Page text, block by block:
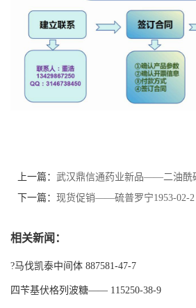
上一篇： 武汉鼎信通药业新品——二油酰
NA)-108392-02-5
下一篇： 现货促销——硫普罗宁1953-02-2
相关新闻：
?马伐凯泰中间体 887581-47-7
四苄基伏格列波糖—— 115250-38-9